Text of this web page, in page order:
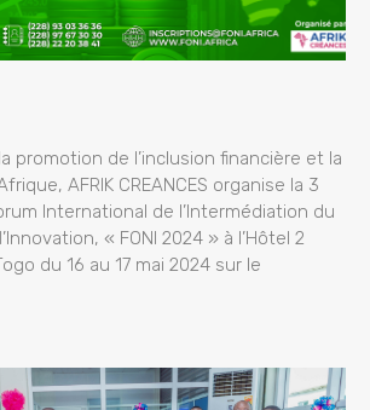
promotion de l’inclusion financière et la
AFRIK CREANCES organise la 3
International de l’Intermédiation du
« FONI 2024 » à l’Hôtel 2
du 16 au 17 mai 2024 sur le